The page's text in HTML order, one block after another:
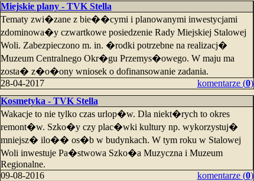
Miejskie plany - TVK Stella
Tematy zwi�zane z bie��cymi i planowanymi inwestycjami
zdominowa�y czwartkowe posiedzenie Rady Miejskiej Stalowej
Woli. Zabezpieczono m. in. �rodki potrzebne na realizacj�
Muzeum Centralnego Okr�gu Przemys�owego. W maju ma
zosta� z�o�ony wniosek o dofinansowanie zadania.
28-04-2017
komentarze (0)
Kosmetyka - TVK Stella
Wakacje to nie tylko czas urlop�w. Dla niekt�rych to okres
remont�w. Szko�y czy plac�wki kultury np. wykorzystuj�
mniejsz� ilo�� os�b w budynkach. W tym roku w Stalowej
Woli inwestuje Pa�stwowa Szko�a Muzyczna i Muzeum
Regionalne.
09-08-2016
komentarze (0)